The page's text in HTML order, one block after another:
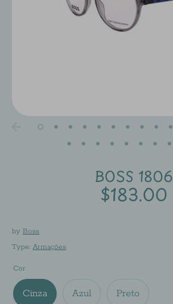
BOSS 1806
$183.00
by Boss
Type: Armações
Cor
Cinza Azul Preto